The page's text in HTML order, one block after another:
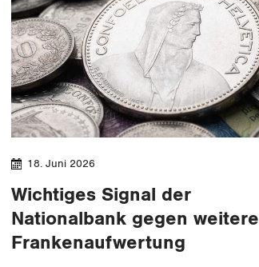
Wichtiges Signal der
Nationalbank gegen weitere
Frankenaufwertung
18. Juni 2026